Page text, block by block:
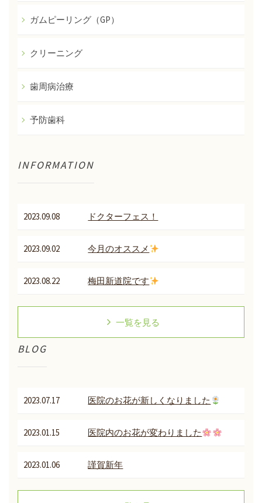
ガムピーリング（GP）
クリーニング
歯周病治療
予防歯科
INFORMATION
2023.09.08 ドクターフェス！
2023.09.02 今月のオススメ
2023.08.22 梅田新道院です
一覧を見る
BLOG
2023.07.17 医院のお花が新しくなりました
2023.01.15 医院内のお花が変わりました
2023.01.06 謹賀新年